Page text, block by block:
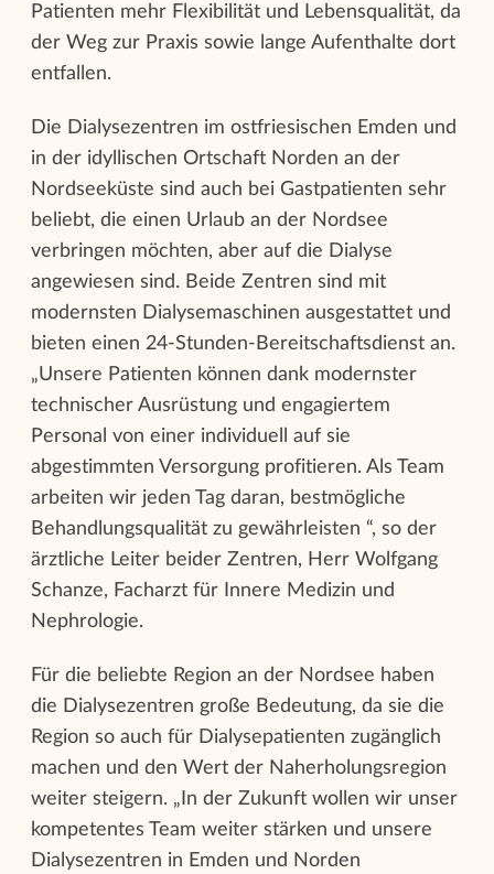
Patienten mehr Flexibilität und Lebensqualität, da
der Weg zur Praxis sowie lange Aufenthalte dort
entfallen.
Die Dialysezentren im ostfriesischen Emden und
in der idyllischen Ortschaft Norden an der
Nordseeküste sind auch bei Gastpatienten sehr
beliebt, die einen Urlaub an der Nordsee
verbringen möchten, aber auf die Dialyse
angewiesen sind. Beide Zentren sind mit
modernsten Dialysemaschinen ausgestattet und
bieten einen 24-Stunden-Bereitschaftsdienst an.
„Unsere Patienten können dank modernster
technischer Ausrüstung und engagiertem
Personal von einer individuell auf sie
abgestimmten Versorgung profitieren. Als Team
arbeiten wir jeden Tag daran, bestmögliche
Behandlungsqualität zu gewährleisten “, so der
ärztliche Leiter beider Zentren, Herr Wolfgang
Schanze, Facharzt für Innere Medizin und
Nephrologie.
Für die beliebte Region an der Nordsee haben
die Dialysezentren große Bedeutung, da sie die
Region so auch für Dialysepatienten zugänglich
machen und den Wert der Naherholungsregion
weiter steigern. „In der Zukunft wollen wir unser
kompetentes Team weiter stärken und unsere
Dialysezentren in Emden und Norden